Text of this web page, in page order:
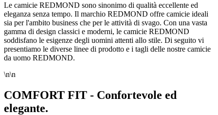
Le camicie REDMOND sono sinonimo di qualità eccellente ed
eleganza senza tempo. Il marchio REDMOND offre camicie ideali
sia per l'ambito business che per le attività di svago. Con una vasta
gamma di design classici e moderni, le camicie REDMOND
soddisfano le esigenze degli uomini attenti allo stile. Di seguito vi
presentiamo le diverse linee di prodotto e i tagli delle nostre camicie
da uomo REDMOND.
\n\n
COMFORT FIT - Confortevole ed
elegante.